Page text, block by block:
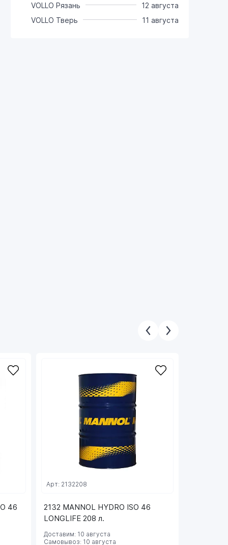
VOLLO Рязань
12 августа
VOLLO Тверь
11 августа
46
2132 MANNOL HYDRO ISO 46
LONGLIFE 208 л.
Арт: 2132208
Доставим: 10 августа
Самовывоз: 10 августа